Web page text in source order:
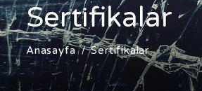
Sertifikalar
Anasayfa Sertifikalar